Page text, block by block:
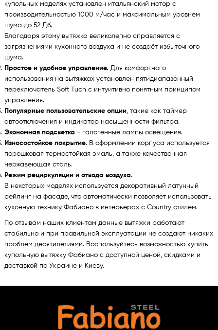
купольных моделях установлен итальянский мотор с
производительностью 1000 м/час и максимальным уровнем
шума до 52 Дб.
Благодаря этому вытяжка великолепно справляется с
загрязнениями кухонного воздуха и не создаёт избыточного
шума.
Простое и удобное управление. Для комфортного
использования на вытяжках установлен пятидиапазонный
переключатель Soft Tuch с интуитивно понятным принципом
управления.
Популярные пользовательские опции, такие как таймер
автоотключения и индикатор насыщенности фильтра.
Экономная подсветка - галогенные лампы освещения.
Износостойкое покрытие. В оформлении корпуса используется
порошковая термостойкая эмаль, а также качественная
нержавеющая сталь.
Режим рециркуляции и отвода воздуха.
В некоторых моделях используется декоративный латунный
рейлинг на фасаде, что автоматически позволяет использовать
кухонную технику Фабиано в интерьерах с Country стилем.
По отзывам наших клиентам данные вытяжки работают
стабильно и при правильной эксплуатации не создают никаких
проблем десятилетиями. Воспользуйтесь возможностью купить
купольную вытяжку Фабиано с доступной ценой, скидками и
доставкой по Украине и Киеву.